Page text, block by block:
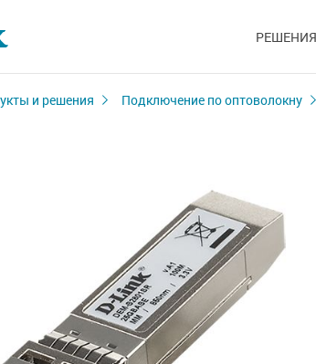
РЕШЕНИЯ
и решения Подключение по оптоволокну